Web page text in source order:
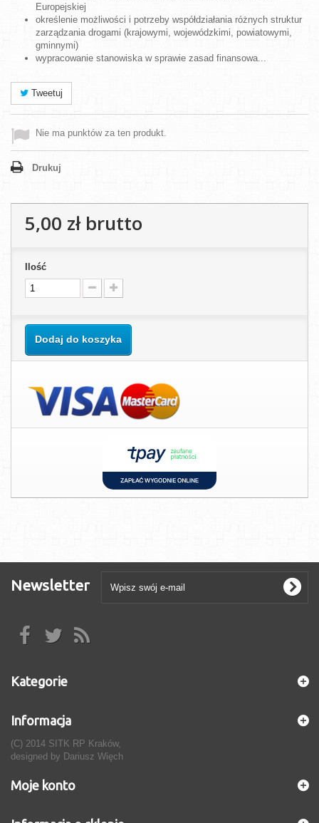
Europejskiej
określenie możliwości i potrzeby współdziałania różnych struktur
zarządzania drogami (krajowymi, wojewódzkimi, powiatowymi,
gminnymi)
wypracowanie stanowiska w sprawie zasad finansowa...
Tweetuj
Nie ma punktów za ten produkt.
Drukuj
5,00 złbrutto
Ilość
Dodaj do koszyka
Newsletter
Kategorie
Informacja
(C) 2014 SITK RP Kraków,
designed by Dariusz Więch
Moje konto